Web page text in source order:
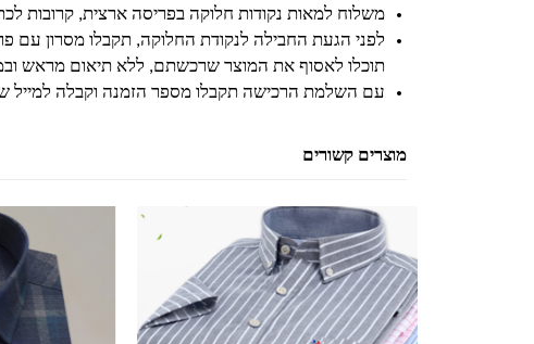
משלוח למאות נקודות חלוקה בפריסה ארצית, קרובות
לפני הגעת החבילה לנקודת החלוקה, תקבלו מסרון עם
תוכלו לאסוף את המוצר שרכשתם, ללא תיאום מראש
עם השלמת הרכישה תקבלו מספר הזמנה וקבלה למייל
מוצרים קשורים
למוצר זה יש מספר סוגים. ניתן לבחור את האפשרויות בעמוד המוצר למוצר זה יש מספר סוגים. ניתן לבחור את האפשרויות בעמוד המוצר